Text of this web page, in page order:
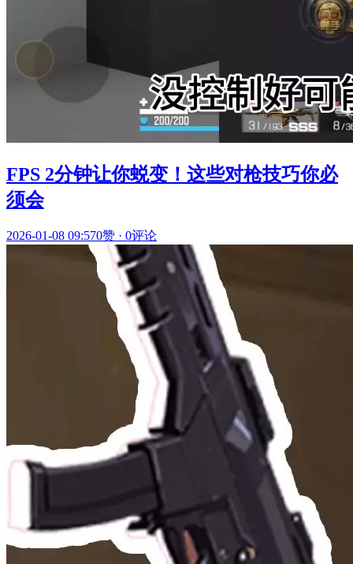
FPS 2分钟让你蜕变！这些对枪技巧你必
须会
2026-01-08 09:570赞 · 0评论